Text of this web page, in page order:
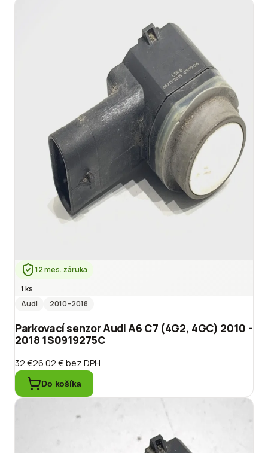
12 mes. záruka
1 ks
Audi
2010–2018
Parkovací senzor Audi A6 C7 (4G2, 4GC) 2010 -
2018 1S0919275C
32 €26.02 €bez DPH
Do košíka